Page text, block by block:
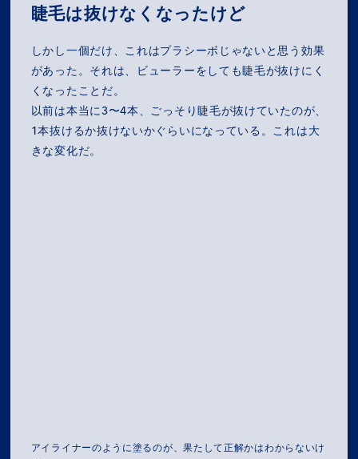
COMPANY
SERVICES
RECRUIT
NEWS
睫毛は抜けなくなったけど
しかし一個だけ、これはプラシーボじゃないと思う効果
があった。それは、ビューラーをしても睫毛が抜けにく
くなったことだ。
以前は本当に3〜4本、ごっそり睫毛が抜けていたのが、
1本抜けるか抜けないかぐらいになっている。これは大
きな変化だ。
アイライナーのように塗るのが、果たして正解かはわからないけ